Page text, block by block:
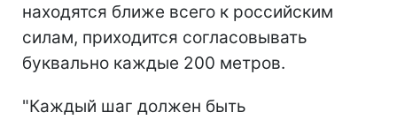
находятся ближе всего к российским
силам, приходится согласовывать
буквально каждые 200 метров.
"Каждый шаг должен быть